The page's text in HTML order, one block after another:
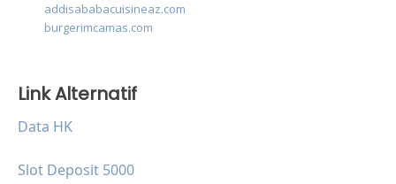
addisababacuisineaz.com
burgerimcamas.com
Link Alternatif
Data HK
Slot Deposit 5000